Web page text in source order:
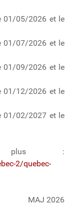
01/05/2026 et le
01/07/2026 et le
01/09/2026 et le
01/12/2026 et le
01/02/2027 et le
plus :
2/quebec-
MAJ 2026